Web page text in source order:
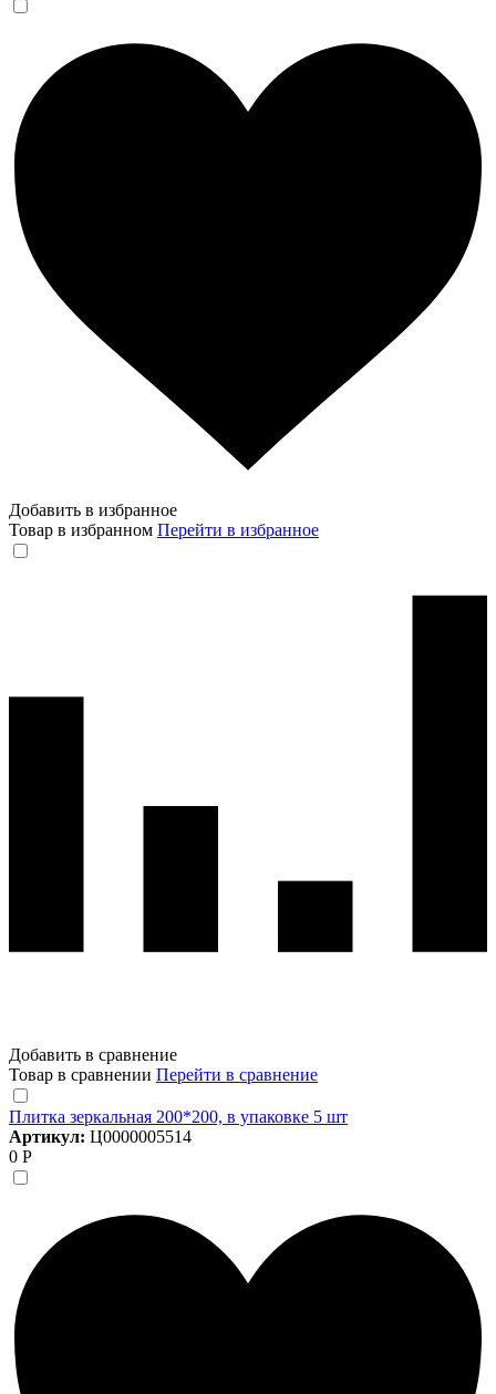
Добавить в избранное
Товар в избранном Перейти в избранное
Добавить в сравнение
Товар в сравнении Перейти в сравнение
Плитка зеркальная 200*200, в упаковке 5 шт
Артикул: Ц0000005514
0 Р